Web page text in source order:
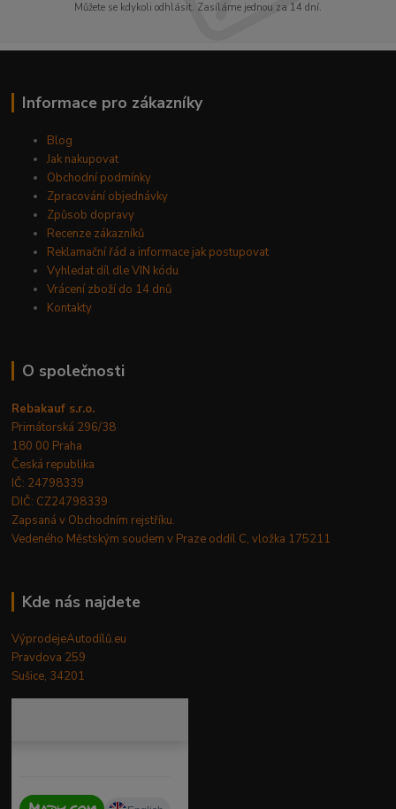
Můžete se kdykoli odhlásit. Zasíláme jednou za 14 dní.
Informace pro zákazníky
Blog
Jak nakupovat
Obchodní podmínky
Zpracování objednávky
Způsob dopravy
Recenze zákazníků
Reklamační řád a informace jak postupovat
Vyhledat díl dle VIN kódu
Vrácení zboží do 14 dnů
Kontakty
O společnosti
Rebakauf s.r.o.
Primátorská 296/38
180 00 Praha
Česká republika
IČ: 24798339
DIČ: CZ24798339
Zapsaná v Obchodním rejstříku.
Vedeného Městským soudem v Praze oddíl C, vložka 175211
Kde nás najdete
VýprodejeAutodílů.eu
Pravdova 259
Sušice, 34201